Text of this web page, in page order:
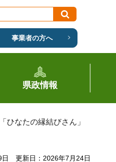
事業者の方へ
県政情報
ひなたの縁結びさん」
更新日：2026年7月24日